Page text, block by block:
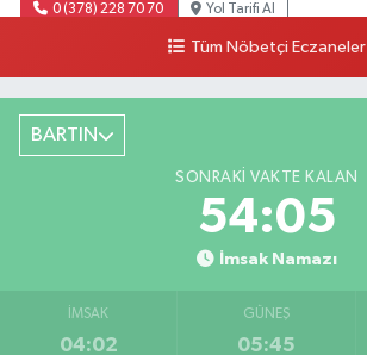
0 (378) 228 70 70 Yol Tarifi Al
Tüm Nöbetçi Eczaneler
BARTIN
SONRAKI VAKTE KALAN
54:04
İmsak Namazı
İMSAK
04:02
GÜNEŞ
05:45